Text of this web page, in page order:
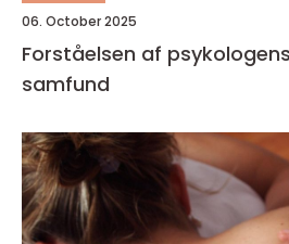
06. October 2025
Forståelsen af
samfund